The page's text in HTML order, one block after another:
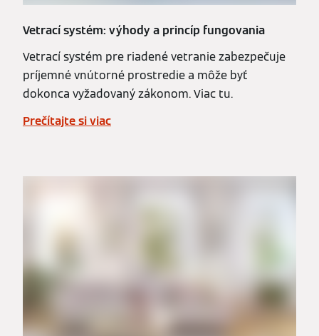
Vetrací systém: výhody a princíp fungovania
Vetrací systém pre riadené vetranie zabezpečuje
príjemné vnútorné prostredie a môže byť
dokonca vyžadovaný zákonom. Viac tu.
Prečítajte si viac